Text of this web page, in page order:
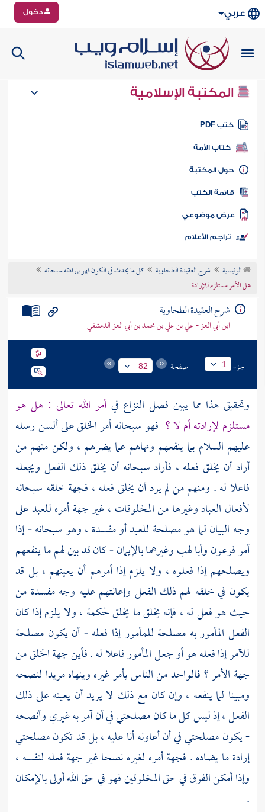
عربي دخول
المكتبة الإسلامية
كتب PDF
كتاب الأمة
المكتبة
الكتب
موضوعي
تراجم الأعلام
الرئيسية شرح العقيدة الطحاوية
كل ما يحدث في الكون فهو بإرادته سبحانه
هل الأمر مستلزم للإرادة
شرح العقيدة الطحاوية
ابن أبي العز - علي بن علي بن محمد بن أبي العز الدمشقي
جزء 1 صفحة 82
وتحقيق هذا مما يبين فصل النزاع فيأمر الله تعالى : هل هو
مستلزم لإرادته أم لا ؟ فهو سبحانه أمر الخلق على ألسن رسله
عليهم السلام بما ينفعهم ونهاهم عما يضرهم ، ولكن منهم من
أراد أن يخلق فعله ، فأراد سبحانه أن يخلق ذلك الفعل ويجعله
فاعلا له . ومنهم من لم يرد أن يخلق فعله ، فجهة خلقه سبحانه
لأفعال العباد وغيرها من المخلوقات ، غير جهة أمره للعبد على
وجه البيان لما هو مصلحة للعبد أو مفسدة ، وهو سبحانه - إذا
أمر فرعونوأبا لهبوغيرهما بالإيمان - كان قد بين لهم ما ينفعهم
ويصلحهم إذا فعلوه ، ولا يلزم إذا أمرهم أن يعينهم ، بل قد
يكون في خلقه لهم ذلك الفعل وإعانتهم عليه وجه مفسدة من
حيث هو فعل له ، فإنه يخلق ما يخلق لحكمة ، ولا يلزم إذا كان
الفعل المأمور به مصلحة للمأمور إذا فعله - أن يكون مصلحة
للآمر إذا فعله هو أو جعل المأمور فاعلا له . فأين جهة الخلق من
جهة الأمر ؟ فالواحد من الناس يأمر غيره وينهاه مريدا لنصحه
ومبينا لما ينفعه ، وإن كان مع ذلك لا يريد أن يعينه على ذلك
الفعل ، إذ ليس كل ما كان مصلحتي في أن آمر به غيري وأنصحه
- يكون مصلحتي في أن أعاونه أنا عليه ، بل قد تكون مصلحتي
إرادة ما يضاده . فجهة أمره لغيره نصحا غير جهة فعله لنفسه ،
وإذا أمكن الفرق في حق المخلوقين فهو في حق الله أولى بالإمكان
.